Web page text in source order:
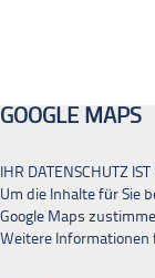
GOOGLE MAPS
IHR DATENSCHUTZ
Um die Inhalte für Sie
Google Maps
Weitere Informationen